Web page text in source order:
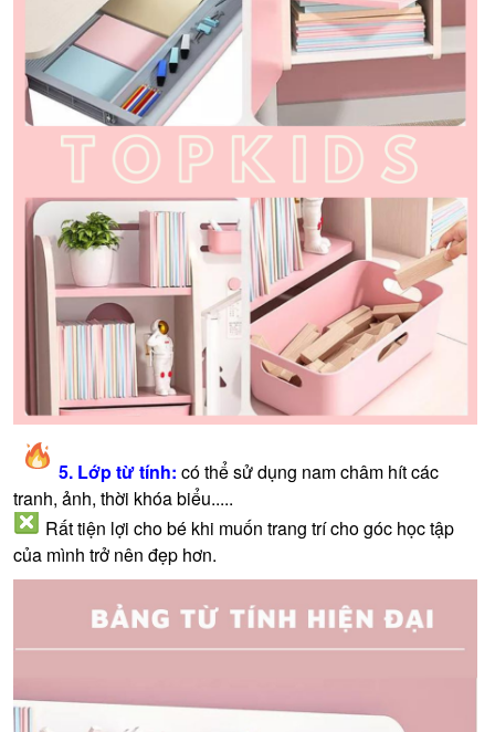
5. Lớp từ tính: có thể sử dụng nam châm hít các
tranh, ảnh, thời khóa biểu.....
Rất tiện lợi cho bé khi muốn trang trí cho góc học tập
của mình trở nên đẹp hơn.